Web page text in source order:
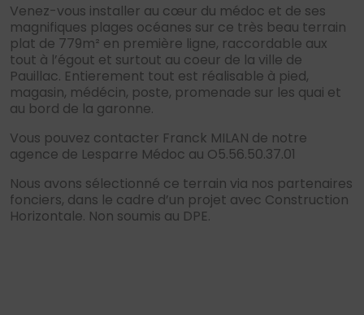
Venez-vous installer au cœur du médoc et de ses
magnifiques plages océanes sur ce très beau terrain
plat de 779m² en première ligne, raccordable aux
tout à l’égout et surtout au coeur de la ville de
Pauillac. Entierement tout est réalisable à pied,
magasin, médécin, poste, promenade sur les quai et
au bord de la garonne.
Vous pouvez contacter Franck MILAN de notre
agence de Lesparre Médoc au O5.56.50.37.01
Nous avons sélectionné ce terrain via nos partenaires
fonciers, dans le cadre d’un projet avec Construction
Horizontale. Non soumis au DPE.